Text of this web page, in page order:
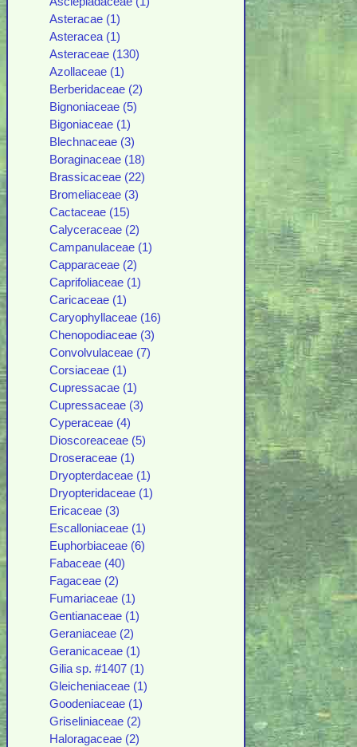
Asteracae (1)
Asteracea (1)
Asteraceae (130)
Azollaceae (1)
Berberidaceae (2)
Bignoniaceae (5)
Bigoniaceae (1)
Blechnaceae (3)
Boraginaceae (18)
Brassicaceae (22)
Bromeliaceae (3)
Cactaceae (15)
Calyceraceae (2)
Campanulaceae (1)
Capparaceae (2)
Caprifoliaceae (1)
Caricaceae (1)
Caryophyllaceae (16)
Chenopodiaceae (3)
Convolvulaceae (7)
Corsiaceae (1)
Cupressacae (1)
Cupressaceae (3)
Cyperaceae (4)
Dioscoreaceae (5)
Droseraceae (1)
Dryopterdaceae (1)
Dryopteridaceae (1)
Ericaceae (3)
Escalloniaceae (1)
Euphorbiaceae (6)
Fabaceae (40)
Fagaceae (2)
Fumariaceae (1)
Gentianaceae (1)
Geraniaceae (2)
Geranicaceae (1)
Gilia sp. #1407 (1)
Gleicheniaceae (1)
Goodeniaceae (1)
Griseliniaceae (2)
Haloragaceae (2)